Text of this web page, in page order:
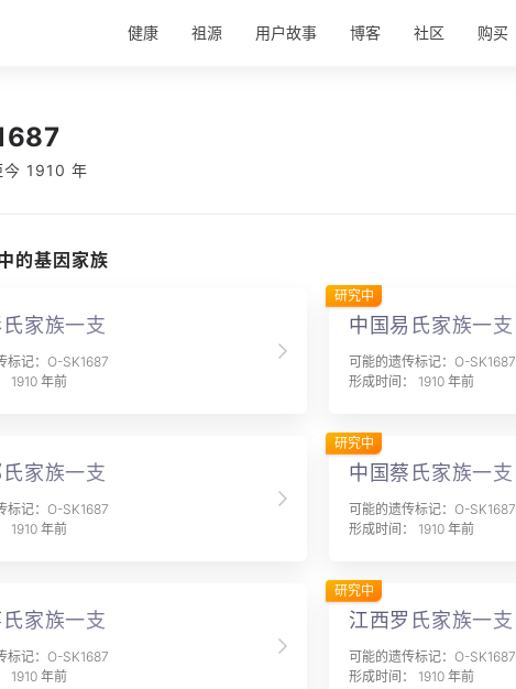
健康 祖源 用户故事 博客 社区 购买
今 1910 年
的基因家族
家族一支
标记：O-SK1687
1910 年前
中国易氏家族一支
可能的遗传标记：O-SK1687
形成时间： 1910 年前
研究中
家族一支
标记：O-SK1687
1910 年前
中国蔡氏家族一支
可能的遗传标记：O-SK1687
形成时间： 1910 年前
研究中
家族一支
标记：O-SK1687
1910 年前
江西罗氏家族一支
可能的遗传标记：O-SK1687
形成时间： 1910 年前
研究中